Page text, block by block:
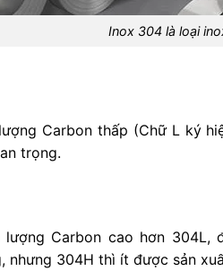
Inox 304 là loại
Carbon thấp (Chữ L ký
trọng.
Carbon cao hơn
nhưng 304H thì ít được sản